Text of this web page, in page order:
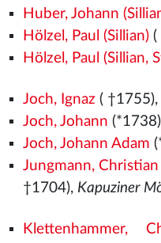
Huber, Johann
Hölzel, Paul (Sillian)(
Hölzel, Paul (Sillian,
Joch, Ignaz ( †1755),
Joch, Johann
Joch, Johann Adam
Jungmann,
†1704), Kapuziner
Klettenhammer,